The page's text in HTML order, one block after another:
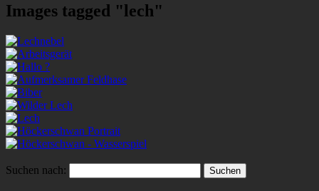
Images tagged "lech"
Suchen nach: